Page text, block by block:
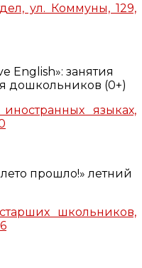
ул. Коммуны, 129,
English»: занятия
дошкольников (0+)
языках,
прошло!» летний
школьников,